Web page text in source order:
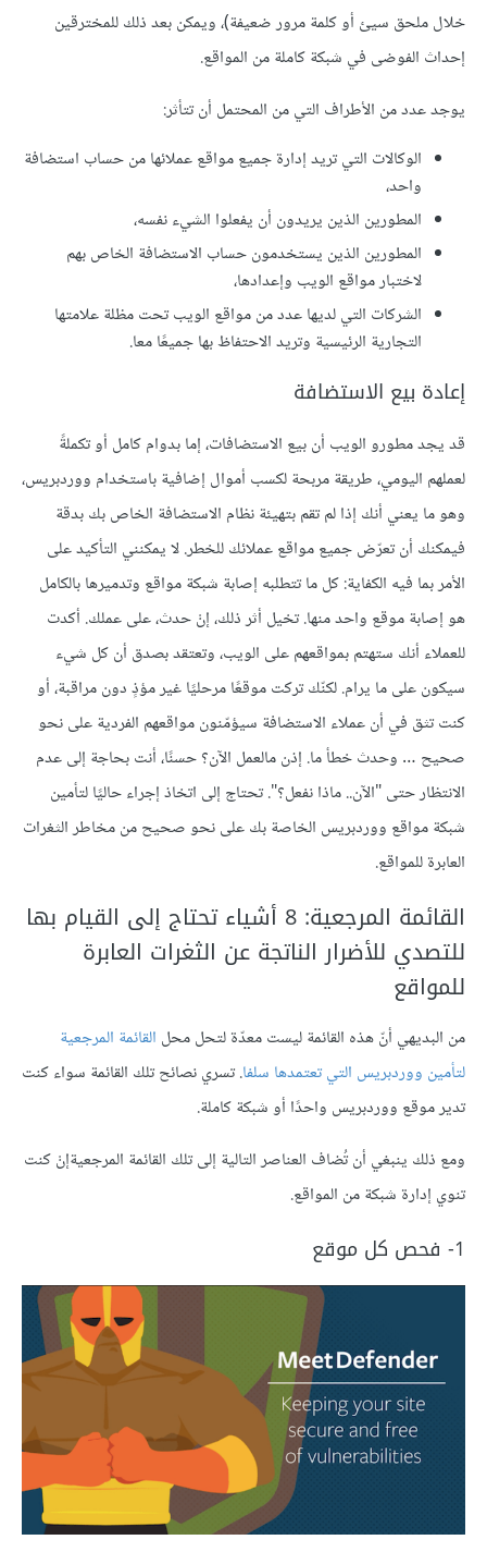
خلال ملحق سيئ أو كلمة مرور ضعيفة)، ويمكن بعد ذلك للمخترقين
إحداث الفوضى في شبكة كاملة من المواقع.
يوجد عدد من الأطراف التي من المحتمل أن تتأثر:
الوكالات التي تريد إدارة جميع مواقع عملائها من حساب استضافة
واحد،
المطورين الذين يريدون أن يفعلوا الشيء نفسه،
المطورين الذين يستخدمون حساب الاستضافة الخاص بهم
لاختبار مواقع الويب وإعدادها،
الشركات التي لديها عدد من مواقع الويب تحت مظلة علامتها
التجارية الرئيسية وتريد الاحتفاظ بها جميعًا معا.
إعادة بيع الاستضافة
قد يجد مطورو الويب أن بيع الاستضافات، إما بدوام كامل أو تكملةً
لعملهم اليومي، طريقة مربحة لكسب أموال إضافية باستخدام ووردبريس،
وهو ما يعني أنك إذا لم تقم بتهيئة نظام الاستضافة الخاص بك بدقة
فيمكنك أن تعرّض جميع مواقع عملائك للخطر. لا يمكنني التأكيد على
الأمر بما فيه الكفاية: كل ما تتطلبه إصابة شبكة مواقع وتدميرها بالكامل
هو إصابة موقع واحد منها. تخيل أثر ذلك، إنْ حدث، على عملك. أكدت
للعملاء أنك ستهتم بمواقعهم على الويب، وتعتقد بصدق أن كل شيء
سيكون على ما يرام. لكنّك تركت موقعًا مرحليًا غير مؤذٍ دون مراقبة، أو
كنت تثق في أن عملاء الاستضافة سيؤمّنون مواقعهم الفردية على نحو
صحيح … وحدث خطأ ما. إذن مالعمل الآن؟ حسنًا، أنت بحاجة إلى عدم
الانتظار حتى "الآن.. ماذا نفعل؟". تحتاج إلى اتخاذ إجراء حاليًا لتأمين
شبكة مواقع ووردبريس الخاصة بك على نحو صحيح من مخاطر الثغرات
العابرة للمواقع.
القائمة المرجعية: 8 أشياء تحتاج إلى القيام بها
للتصدي للأضرار الناتجة عن الثغرات العابرة
للمواقع
من البديهي أنّ هذه القائمة ليست معدّة لتحل محل القائمة المرجعية
لتأمين ووردبريس التي تعتمدها سلفا. تسري نصائح تلك القائمة سواء كنت
تدير موقع ووردبريس واحدًا أو شبكة كاملة.
ومع ذلك ينبغي أن تُضاف العناصر التالية إلى تلك القائمة المرجعيةإنْ كنت
تنوي إدارة شبكة من المواقع.
1- فحص كل موقع